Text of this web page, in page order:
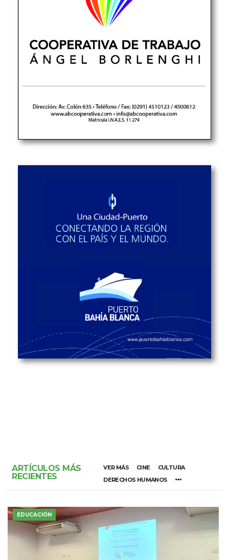
ARTÍCULOS MÁS
RECIENTES
VER MÁS CINE
CULTURA
DERECHOS HUMANOS
EDUCACIÓN